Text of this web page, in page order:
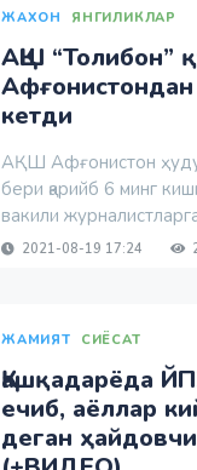
ЖАХОН ЯНГИЛИКЛАР
АҚШ “Толибон”
кетди
АҚШ Афғонистон
бери қарийб 6 минг
вакили
2021-08-19 17:24
ЖАМИЯТ СИЁСАТ
Қашқадарёда
ечиб, аёллар
деган